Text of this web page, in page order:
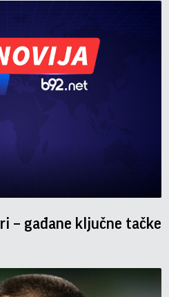
– gađane ključne tačke